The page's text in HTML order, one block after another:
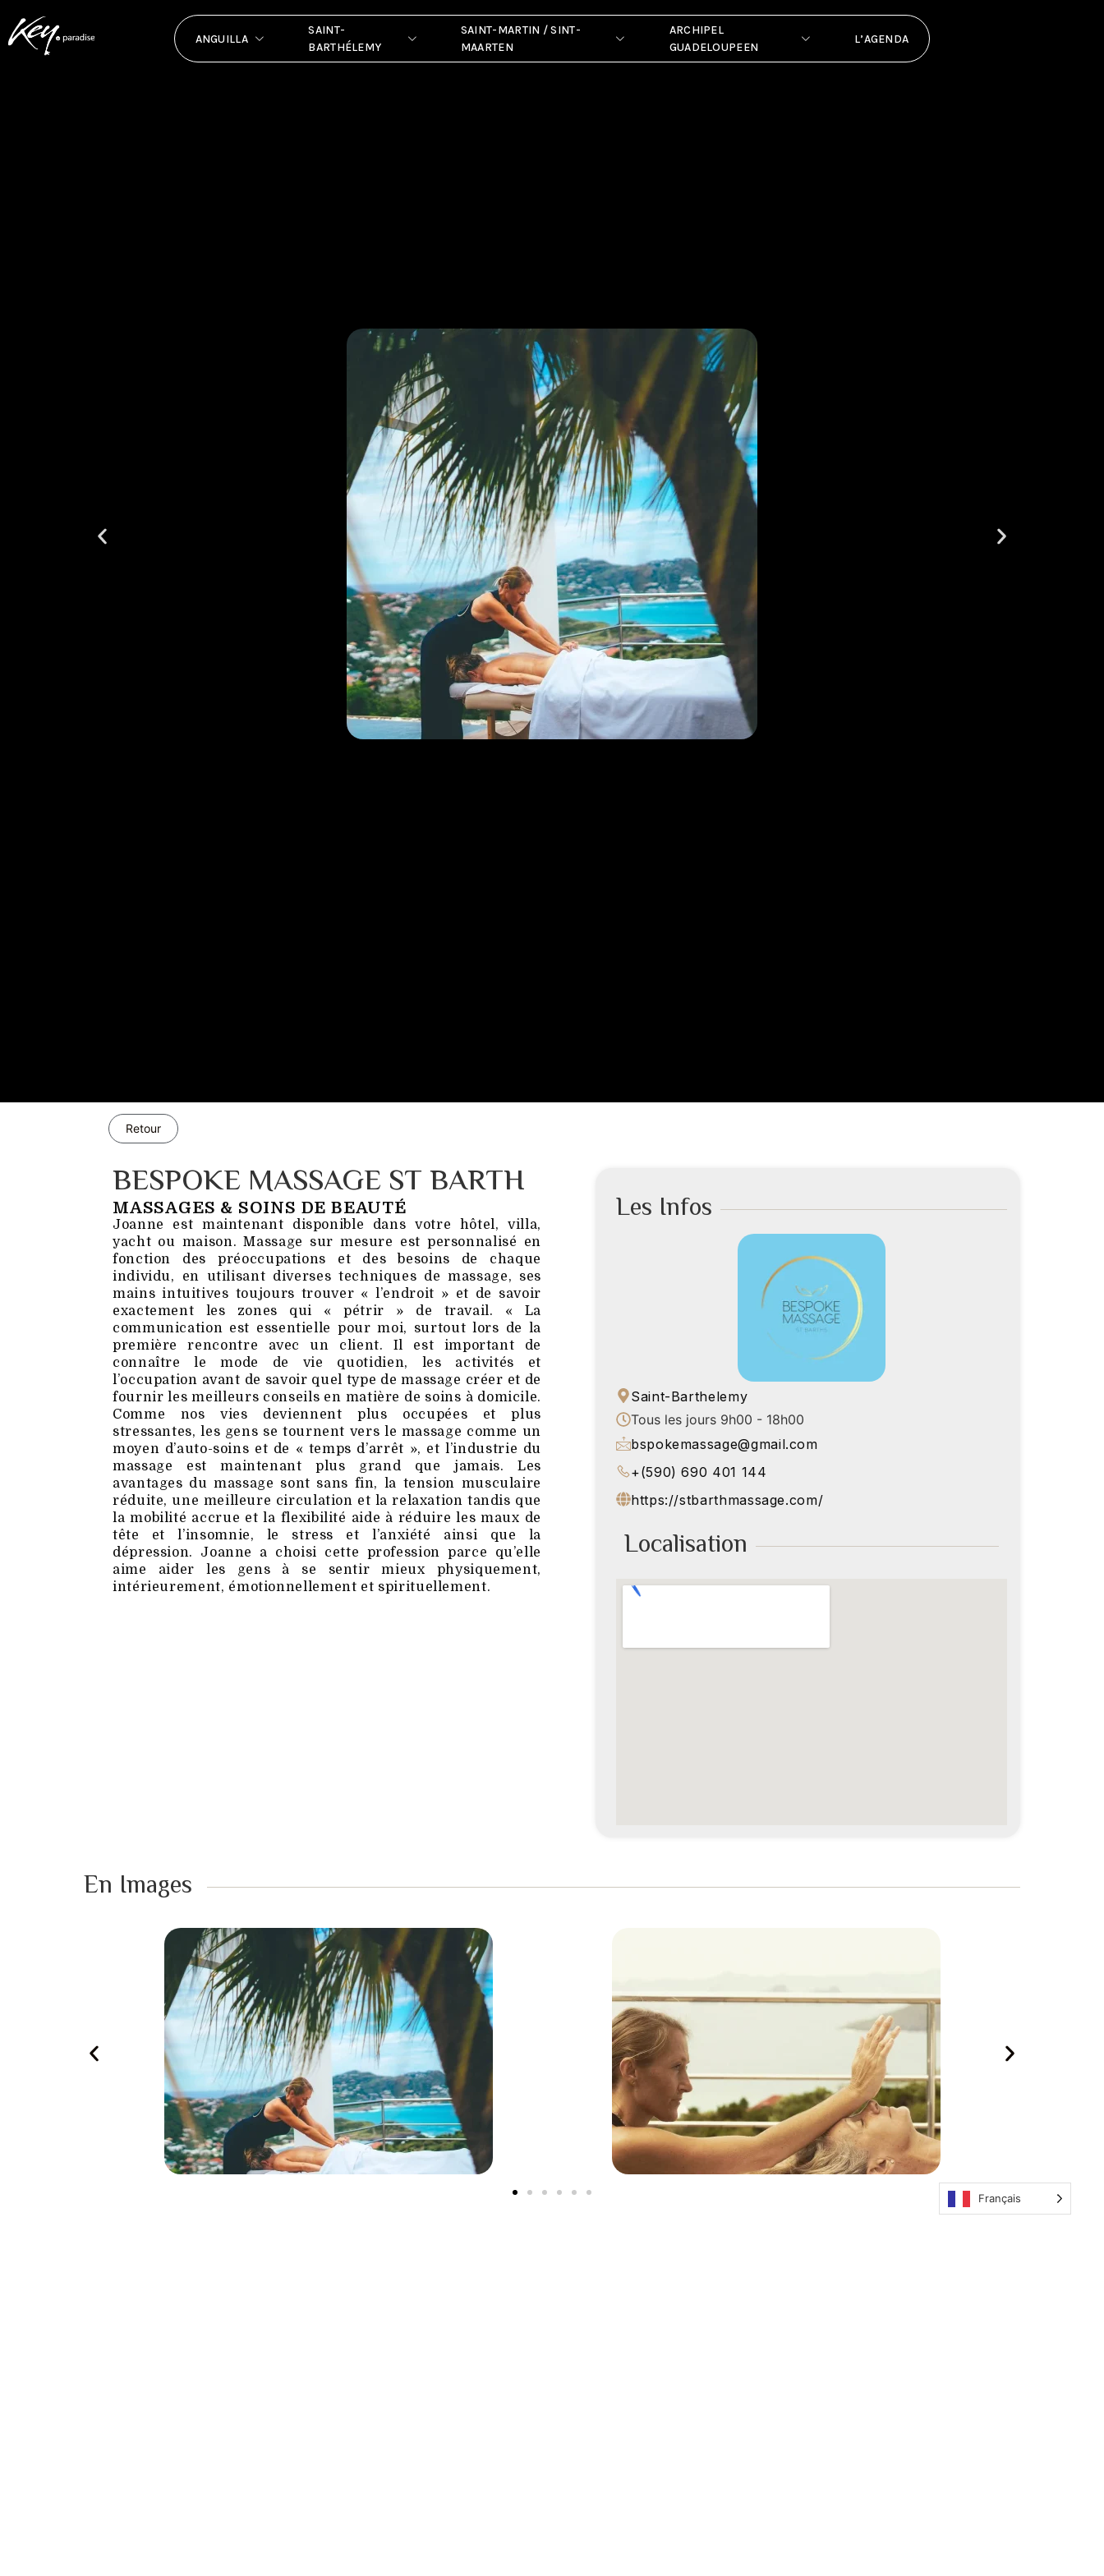
ANGUILLA
SAINT-
BARTHÉLEMY
SAINT-MARTIN / SINT-
MAARTEN
ARCHIPEL
GUADELOUPEEN
L’AGENDA
Retour
BESPOKE MASSAGE ST BARTH
MASSAGES & SOINS DE BEAUTÉ
Joanne est maintenant disponible dans votre hôtel, villa,
yacht ou maison. Massage sur mesure est personnalisé en
fonction des préoccupations et des besoins de chaque
individu, en utilisant diverses techniques de massage, ses
mains intuitives toujours trouver « l’endroit » et de savoir
exactement les zones qui « pétrir » de travail. « La
communication est essentielle pour moi, surtout lors de la
première rencontre avec un client. Il est important de
connaître le mode de vie quotidien, les activités et
l’occupation avant de savoir quel type de massage créer et de
fournir les meilleurs conseils en matière de soins à domicile.
Comme nos vies deviennent plus occupées et plus
stressantes, les gens se tournent vers le massage comme un
moyen d’auto-soins et de « temps d’arrêt », et l’industrie du
massage est maintenant plus grand que jamais. Les
avantages du massage sont sans fin, la tension musculaire
réduite, une meilleure circulation et la relaxation tandis que
la mobilité accrue et la flexibilité aide à réduire les maux de
tête et l’insomnie, le stress et l’anxiété ainsi que la
dépression. Joanne a choisi cette profession parce qu’elle
aime aider les gens à se sentir mieux physiquement,
intérieurement, émotionnellement et spirituellement.
Les Infos
Saint-Barthelemy
Tous les jours 9h00 - 18h00
bspokemassage@gmail.com
+(590) 690 401 144
https://stbarthmassage.com/
Localisation
En Images ​
Français